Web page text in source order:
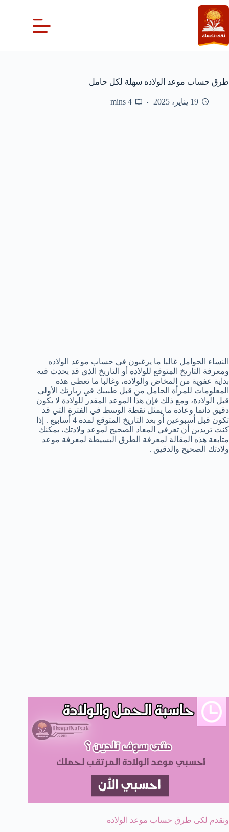
التجاوز
إلى
المحتوى
طرق حساب موعد الولاده سهلة لكل حامل
19 يناير، 2025 4 mins
النساء الحوامل غالبا ما يرغبون في حساب موعد الولاده
ومعرفة التاريخ المتوقع للولادة أو التاريخ الذي قد يحدث فيه
بداية عفوية من المخاض والولادة، وغالبا ما تعطى هذه
المعلومات للمرأة الحامل من قبل طبيبك في زيارتك الأولى
قبل الولادة، ومع ذلك فإن هذا الموعد المقدر للولادة لا يكون
دقيق دائما وعادة ما يمثل نقطة الوسط في الفترة التي قد
تكون قبل أسبوعين أو بعد التاريخ المتوقع لمدة 4 أسابيع . إذا
كنت تريدين أن تعرفي المعاد الصحيح لموعد ولادتك، يمكنك
متابعة هذه المقالة لمعرفة الطرق البسيطة لمعرفة موعد
ولادتك الصحيح والدقيق .
ونقدم لكى طرق حساب موعد الولاده